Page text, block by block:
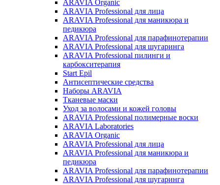
ARAVIA Organic
ARAVIA Professional для лица
ARAVIA Professional для маникюра и
педикюра
ARAVIA Professional для парафинотерапии
ARAVIA Professional для шугаринга
ARAVIA Professional пилинги и
карбокситерапия
Start Epil
Антисептические средства
Наборы ARAVIA
Тканевые маски
Уход за волосами и кожей головы
ARAVIA Professional полимерные воски
ARAVIA Laboratories
ARAVIA Organic
ARAVIA Professional для лица
ARAVIA Professional для маникюра и
педикюра
ARAVIA Professional для парафинотерапии
ARAVIA Professional для шугаринга